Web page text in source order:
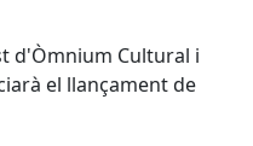
d'Òmnium Cultural i
el llançament de